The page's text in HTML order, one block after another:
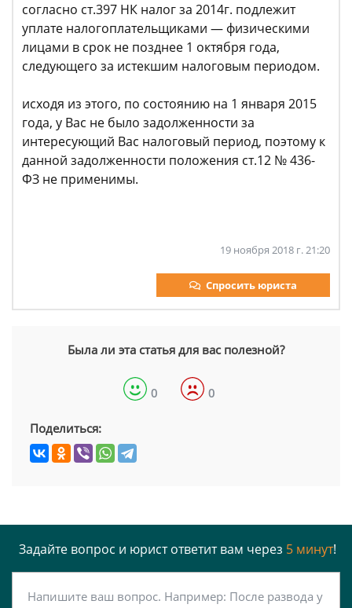
согласно ст.397 НК налог за 2014г. подлежит
уплате налогоплательщиками — физическими
лицами в срок не позднее 1 октября года,
следующего за истекшим налоговым периодом.
исходя из этого, по состоянию на 1 января 2015
года, у Вас не было задолженности за
интересующий Вас налоговый период, поэтому к
данной задолженности положения ст.12 № 436-
ФЗ не применимы.
19 ноября 2018 г. 21:20
Спросить юриста
Была ли эта статья для вас полезной?
0 0
Поделиться:
Задайте вопрос и юрист ответит вам через 5 минут!